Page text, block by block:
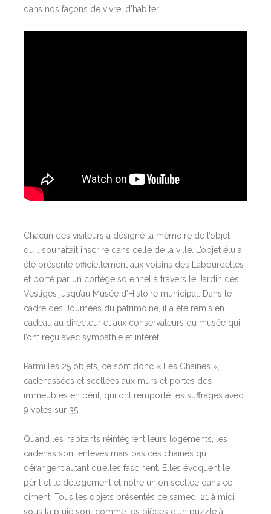
dans nos façons de vivre, d’habiter.
Chacun des visiteurs a désigné la mémoire de l’objet
qu’il souhaitait inscrire dans celle de la ville. L’objet élu a
été présenté officiellement aux voisins des Labourdettes
et porté par un cortège solennel à travers le Jardin des
Vestiges jusqu’au Musée d’Histoire municipal. Dans le
cadre des Journées du patrimoine, il a été remis en
cadeau au directeur et aux conservateurs du musée qui
l’ont reçu avec sympathie et intérêt.
Parmi les 25 objets, ce sont donc « Les Chaînes »,
cadenassées et scellées aux murs et portes des
immeubles en péril, qui ont remporté les suffrages avec
9 votes sur 35.
Quand les habitants réintègrent leurs logements, les
cadenas sont enlevés mais pas ces chaines qui
dérangent autant qu’elles fascinent. Elles évoquent le
péril et le délogement et notre union scellée dans ce
ciment. Tous les objets présentés ce samedi 21 à midi
sous la pluie sont comme les pièces d’un puzzle à